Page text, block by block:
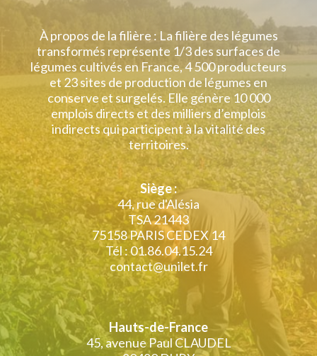
À propos de la filière : La filière des légumes
transformés représente 1/3 des surfaces de
légumes cultivés en France, 4 500 producteurs
et 23 sites de production de légumes en
conserve et surgelés. Elle génère 10 000
emplois directs et des milliers d’emplois
indirects qui participent à la vitalité des
territoires.
Siège :
44, rue d'Alésia
TSA 21443
75158 PARIS CEDEX 14
Tél : 01.86.04.15.24
contact@unilet.fr
Hauts-de-France
45, avenue Paul CLAUDEL